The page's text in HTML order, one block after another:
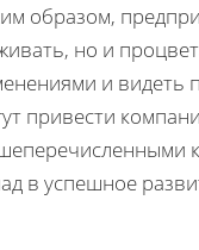
образом,
но и
и видеть
привести
в успешное